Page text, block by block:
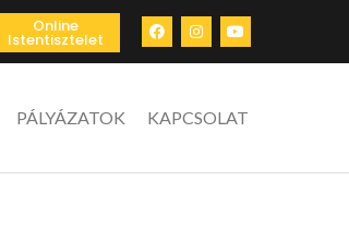
Online
Istentisztelet
PÁLYÁZATOK KAPCSOLAT